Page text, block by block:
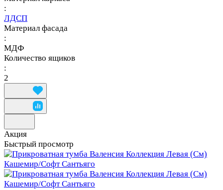
:
ЛДСП
Материал фасада
:
МДФ
Количество ящиков
:
2
Акция
Быстрый просмотр